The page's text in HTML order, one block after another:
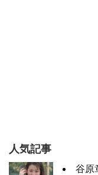
人気記事
谷原